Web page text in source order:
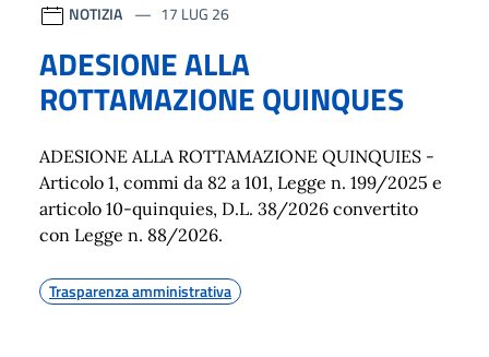
NOTIZIA 17 LUG 26
ADESIONE ALLA
ROTTAMAZIONE QUINQUES
ADESIONE ALLA ROTTAMAZIONE QUINQUIES -
Articolo 1, commi da 82 a 101, Legge n. 199/2025 e
articolo 10-quinquies, D.L. 38/2026 convertito
con Legge n. 88/2026.
Trasparenza amministrativa